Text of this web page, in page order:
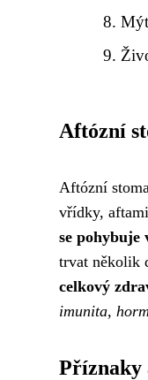
Aftózní
Aftózní
vřídky,
se pohybuje
trvat několik
celkový
imunita,
Příznaky